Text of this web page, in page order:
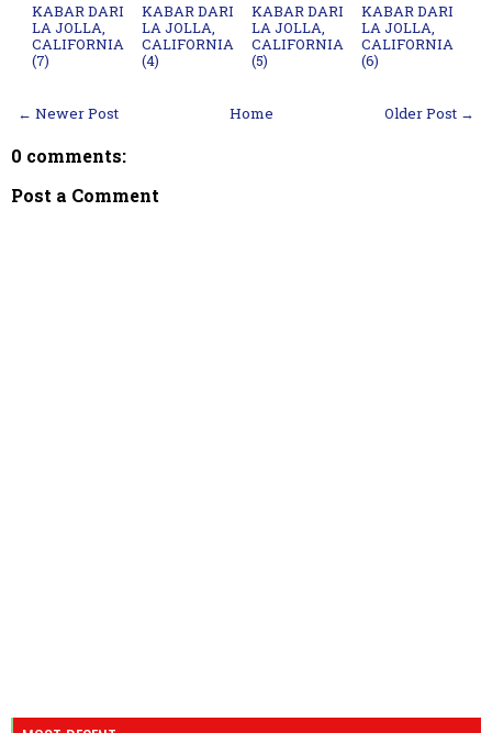
KABAR DARI
LA JOLLA,
CALIFORNIA
(7)
KABAR DARI
LA JOLLA,
CALIFORNIA
(4)
KABAR DARI
LA JOLLA,
CALIFORNIA
(5)
KABAR DARI
LA JOLLA,
CALIFORNIA
(6)
← Newer Post Older Post →
Home
0 comments:
Post a Comment